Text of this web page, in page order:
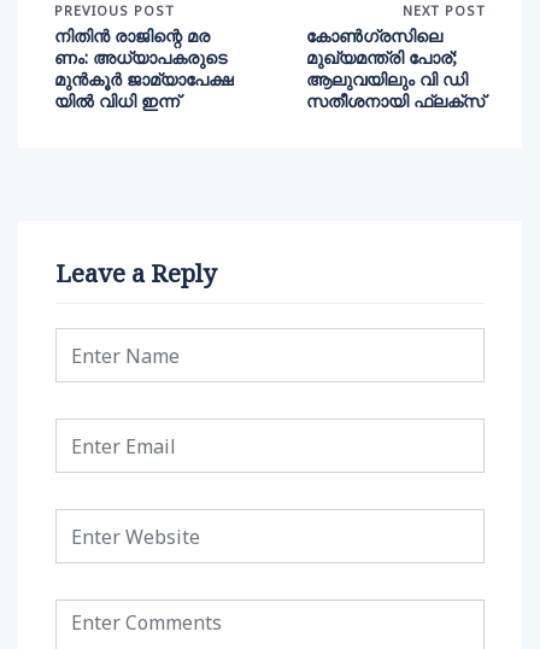
PREVIOUS POST
നിതിൻ രാജിന്റെ മര
ണം: അധ്യാപകരുടെ
മുൻകൂർ ജാമ്യാപേക്ഷ
യിൽ വിധി ഇന്ന്
NEXT POST
കോൺ​ഗ്രസിലെ
മുഖ്യമന്ത്രി പോര്;
ആലുവയിലും വി ഡി
സതീശനായി ഫ്ലക്സ്
Leave a Reply